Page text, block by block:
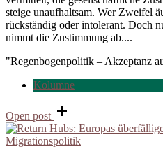
steige unaufhaltsam. Wer Zweifel
rückständig oder intolerant. Doch
nimmt die Zustimmung ab....
"Regenbogenpolitik – Akzeptanz
Kolumne
Open post